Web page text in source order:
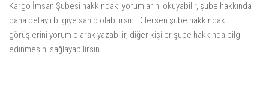
Kargo İmsan Şubesi hakkındaki yorumlarını okuyabilir, şube hakkında
daha detaylı bilgiye sahip olabilirsin. Dilersen şube hakkındaki
görüşlerini yorum olarak yazabilir, diğer kişiler şube hakkında bilgi
edinmesini sağlayabilirsin.